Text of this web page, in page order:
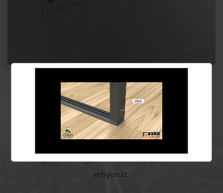
Güçlü ağımız ile Türkiye'nin her
yerindeyiz!
ediyoruz.